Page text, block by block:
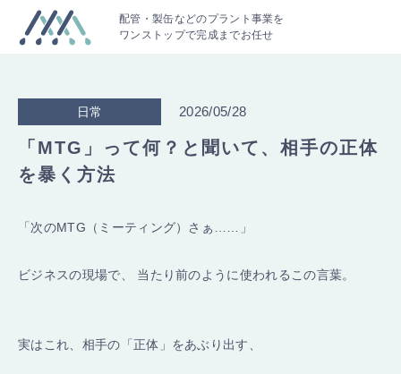
配管・製缶などのプラント事業を
ワンストップで完成までお任せ
日常 2026/05/28
「MTG」って何？と聞いて、相手の正体
を暴く方法
「次のMTG（ミーティング）さぁ……」
ビジネスの現場で、 当たり前のように使われるこの言葉。
実はこれ、相手の「正体」をあぶり出す、